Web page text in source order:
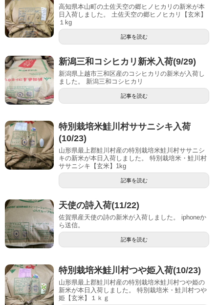
高知県本山町の土佐天空の郷ヒノヒカリの新米が本
日入荷しました。 土佐天空の郷ヒノヒカリ【玄米】
１kg
記事を読む
新潟三和コシヒカリ新米入荷(9/29)
新潟県上越市三和区産のコシヒカリの新米が入荷し
ました。 新潟三和コシヒカリ
記事を読む
特別栽培米鮭川村ササニシキ入荷
(10/23)
山形県最上郡鮭川村産の特別栽培米鮭川村ササニシ
キの新米が本日入荷しました。 特別栽培米・鮭川村
ササニシキ【玄米】1kg
記事を読む
天使の詩入荷(11/22)
佐賀県産天使の詩の新米が入荷しました。 iphoneか
ら送信。
記事を読む
特別栽培米鮭川村つや姫入荷(10/23)
山形県最上郡鮭川村産の特別栽培米鮭川村つや姫の
新米が本日入荷しました。 特別栽培米・鮭川村つや
姫【玄米】１ｋｇ